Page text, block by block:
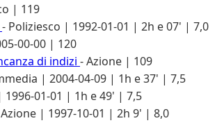
| 119
- Poliziesco | 1992-01-01 | 2h e 07' | 7,0
00-00 | 120
di indizi - Azione | 109
| 2004-04-09 | 1h e 37' | 7,5
1996-01-01 | 1h e 49' | 7,5
| 1997-10-01 | 2h 9' | 8,0